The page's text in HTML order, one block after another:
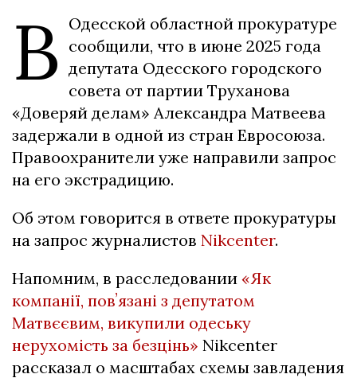
В Одесской областной прокуратуре
сообщили, что в июне 2025 года
депутата Одесского городского
совета от партии Труханова
«Доверяй делам» Александра Матвеева
задержали в одной из стран Евросоюза.
Правоохранители уже направили запрос
на его экстрадицию.
Об этом говорится в ответе прокуратуры
на запрос журналистов Nikcenter.
Напомним, в расследовании «Як
компанії, повʼязані з депутатом
Матвєєвим, викупили одеську
нерухомість за безцінь» Nikcenter
рассказал о масштабах схемы завладения